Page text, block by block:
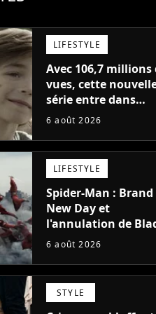
LIFESTYLE
Avec 106,7 millions
vues, cette
série entre dans
l'histoire de Netflix
6 août 2026
LIFESTYLE
Spider-Man : Brand
New Day et
l'annulation de
montrent que
faire quoi que ce
de simple
6 août 2026
STYLE